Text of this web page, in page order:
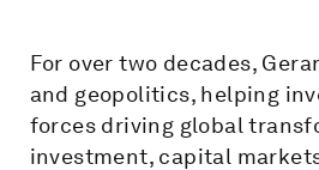
For over two decades,
and geopolitics, helping
forces driving global
investment, capital